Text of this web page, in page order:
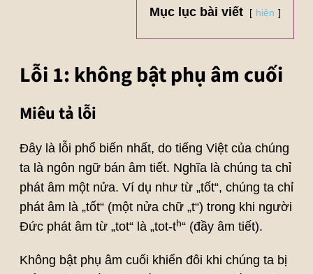
Mục lục bài viết hiện
Lỗi 1: không bật phụ âm cuối
Miêu tả lỗi
Đây là lỗi phổ biến nhất, do tiếng Việt của chúng
ta là ngôn ngữ bán âm tiết. Nghĩa là chúng ta chỉ
phát âm một nửa. Ví dụ như từ „tốt“, chúng ta chỉ
phát âm là „tốt“ (một nửa chữ „t“) trong khi người
Đức phát âm từ „tot“ là „tot-th“ (đầy âm tiết).
Không bật phụ âm cuối khiến đôi khi chúng ta bị